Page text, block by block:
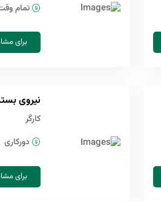
تمام
برای
نیروی
کارگر
دورکاری
برای